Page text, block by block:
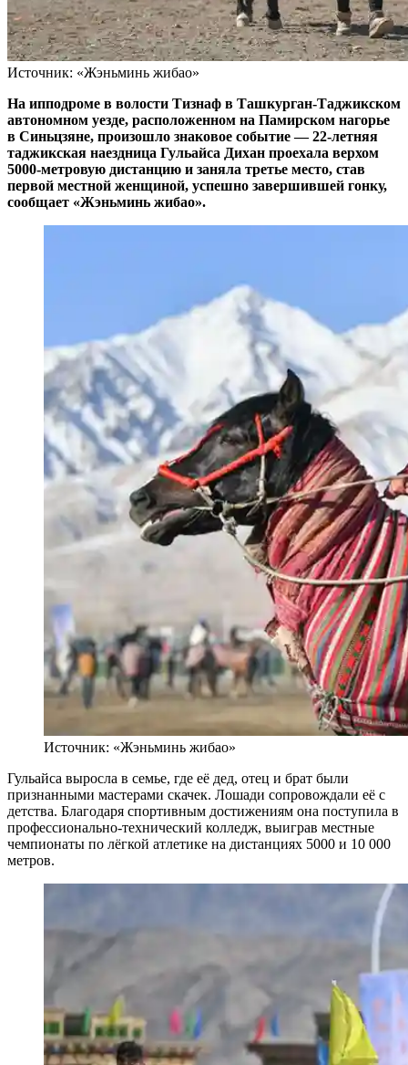
Источник: «Жэньминь жибао»
На ипподроме в волости Тизнаф в Ташкурган-Таджикском
автономном уезде, расположенном на Памирском нагорье
в Синьцзяне, произошло знаковое событие — 22-летняя
таджикская наездница Гульайса Дихан проехала верхом
5000-метровую дистанцию и заняла третье место, став
первой местной женщиной, успешно завершившей гонку,
сообщает «Жэньминь жибао».
Источник: «Жэньминь жибао»
Гульайса выросла в семье, где её дед, отец и брат были
признанными мастерами скачек. Лошади сопровождали её с
детства. Благодаря спортивным достижениям она поступила в
профессионально-технический колледж, выиграв местные
чемпионаты по лёгкой атлетике на дистанциях 5000 и 10 000
метров.